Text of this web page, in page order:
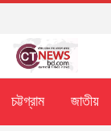
চট্টগ্রাম জাতীয়